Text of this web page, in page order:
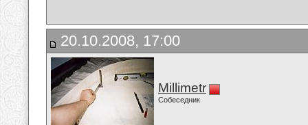
20.10.2008, 17:00
Millimetr
Собеседник